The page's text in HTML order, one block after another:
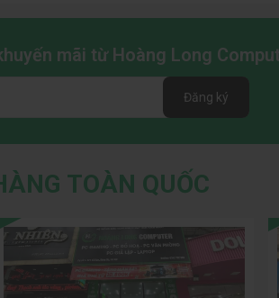
mãi từ Hoàng Long
Đăng ký
TOÀN QUỐC